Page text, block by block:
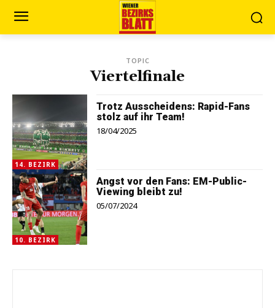
TOPIC
Viertelfinale
14. BEZIRK
Trotz Ausscheidens: Rapid-Fans
stolz auf ihr Team!
18/04/2025
10. BEZIRK
Angst vor den Fans: EM-Public-
Viewing bleibt zu!
05/07/2024